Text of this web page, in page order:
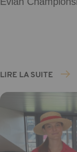
LIRE LA SUITE